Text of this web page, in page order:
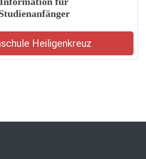
Heiligenkreuz